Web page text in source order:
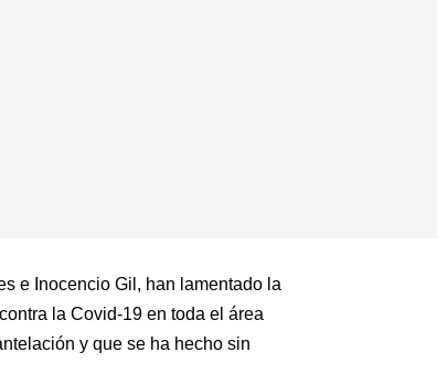
e Inocencio Gil, han lamentado la
la Covid-19 en toda el área
y que se ha hecho sin